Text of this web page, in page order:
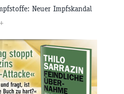
Neuer Impfskandal